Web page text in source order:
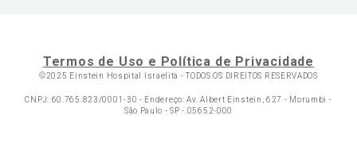
Termos de Uso e Política de Privacidade
©2025 Einstein Hospital Israelita - TODOS OS DIREITOS RESERVADOS
CNPJ: 60.765.823/0001-30 - Endereço: Av. Albert Einstein, 627 - Morumbi -
São Paulo - SP - 05652-000